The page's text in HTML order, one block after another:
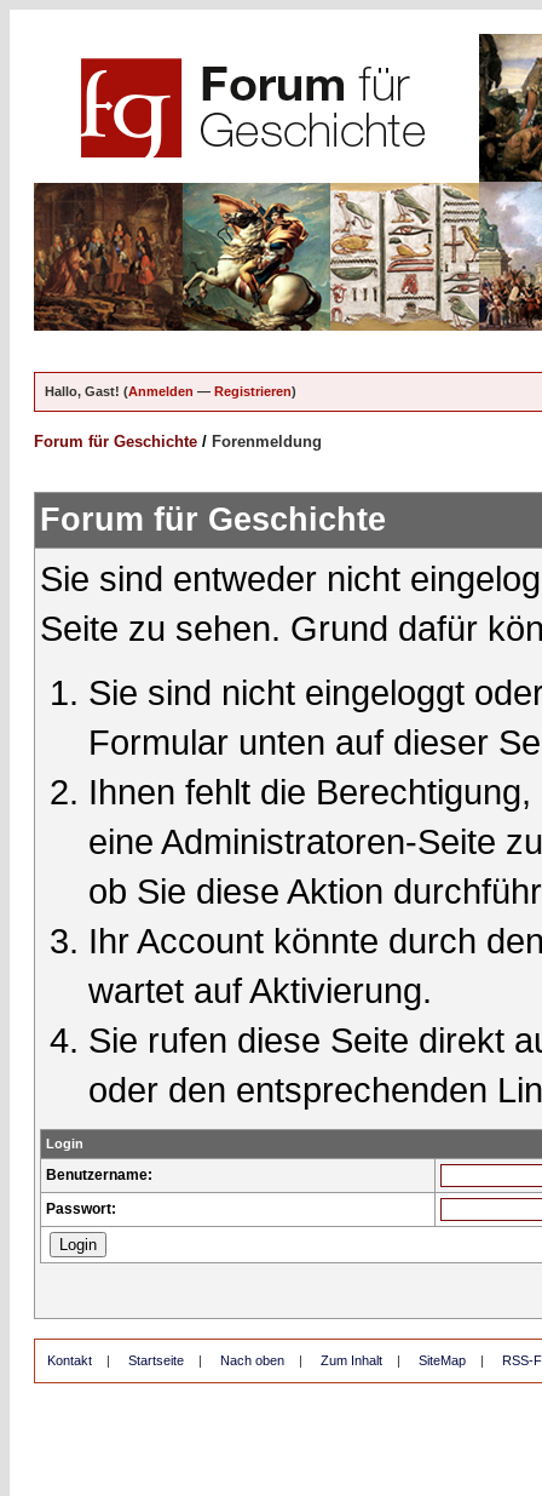
Hallo, Gast! (Anmelden — Registrieren)
Forum für Geschichte / Forenmeldung
Forum für Geschichte
Sie sind entweder nicht
Seite zu sehen. Grund dafür
Sie sind nicht eingeloggt
Formular unten auf dieser
Ihnen fehlt die
eine Administratoren-Seite
ob Sie diese Aktion
Ihr Account könnte durch
wartet auf Aktivierung.
Sie rufen diese Seite direkt
oder den entsprechenden
Login
Benutzername:
Passwort:
Kontakt | Startseite | Nach oben | Zum Inhalt | SiteMap | RSS-